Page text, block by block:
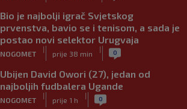
Bio je najbolji igrač Svjetskog
prvenstva, bavio se i tenisom, a sada je
postao novi selektor Urugvaja
NOGOMET
|
prije 38 min
| 0
Ubijen David Owori (27), jedan od
najboljih fudbalera Ugande
NOGOMET
|
prije 1 h
| 0